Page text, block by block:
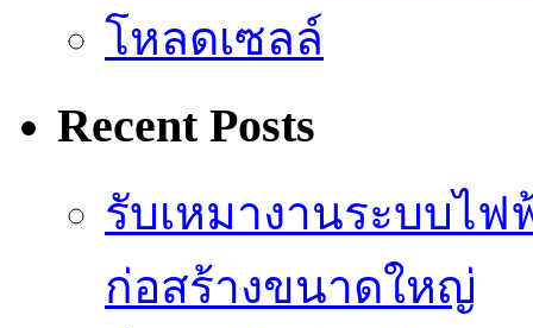
โหลดเซลล์
Recent Posts
รับเหมางานระบบไ
ก่อสร้างขนาดใหญ่